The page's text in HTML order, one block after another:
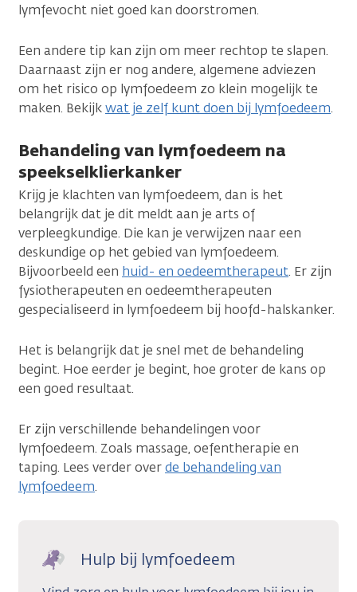
lymfevocht niet goed kan doorstromen.
Een andere tip kan zijn om meer rechtop te slapen.
Daarnaast zijn er nog andere, algemene adviezen
om het risico op lymfoedeem zo klein mogelijk te
maken. Bekijkwat je zelf kunt doen bij lymfoedeem.
Behandeling van lymfoedeem na
speekselklierkanker
Krijg je klachten van lymfoedeem, dan is het
belangrijk dat je dit meldt aan je arts of
verpleegkundige. Die kan je verwijzen naar een
deskundige op het gebied van lymfoedeem.
Bijvoorbeeld een huid- en oedeemtherapeut. Er zijn
fysiotherapeuten en oedeemtherapeuten
gespecialiseerd in lymfoedeem bij hoofd-halskanker.
Het is belangrijk dat je snel met de behandeling
begint. Hoe eerder je begint, hoe groter de kans op
een goed resultaat.
Er zijn verschillende behandelingen voor
lymfoedeem. Zoals massage, oefentherapie en
taping. Lees verder overde behandeling van
lymfoedeem.
Hulp bij lymfoedeem